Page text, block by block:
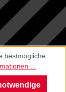
bestmögliche
...